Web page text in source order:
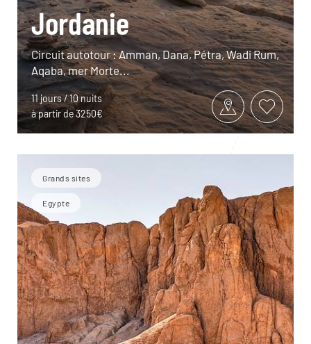
Jordanie
Circuit autotour : Amman, Dana, Pétra, Wadi Rum,
Aqaba, mer Morte...
11 jours / 10 nuits
à partir de 3250€
Grands sites
Egypte